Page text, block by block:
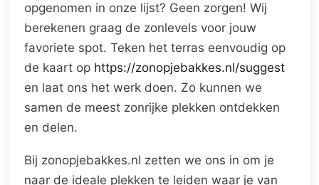
opgenomen in onze lijst? Geen zorgen! Wij
berekenen graag de zonlevels voor jouw
favoriete spot. Teken het terras eenvoudig op
de kaart op https://zonopjebakkes.nl/suggest
en laat ons het werk doen. Zo kunnen we
samen de meest zonrijke plekken ontdekken
en delen.
Bij zonopjebakkes.nl zetten we ons in om je
naar de ideale plekken te leiden waar je van